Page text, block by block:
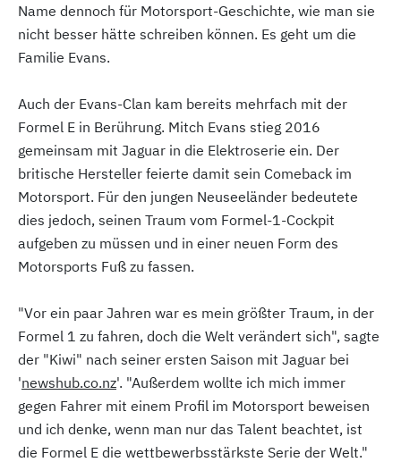
Name dennoch für Motorsport-Geschichte, wie man sie
nicht besser hätte schreiben können. Es geht um die
Familie Evans.
Auch der Evans-Clan kam bereits mehrfach mit der
Formel E in Berührung. Mitch Evans stieg 2016
gemeinsam mit Jaguar in die Elektroserie ein. Der
britische Hersteller feierte damit sein Comeback im
Motorsport. Für den jungen Neuseeländer bedeutete
dies jedoch, seinen Traum vom Formel-1-Cockpit
aufgeben zu müssen und in einer neuen Form des
Motorsports Fuß zu fassen.
"Vor ein paar Jahren war es mein größter Traum, in der
Formel 1 zu fahren, doch die Welt verändert sich", sagte
der "Kiwi" nach seiner ersten Saison mit Jaguar bei
'newshub.co.nz'. "Außerdem wollte ich mich immer
gegen Fahrer mit einem Profil im Motorsport beweisen
und ich denke, wenn man nur das Talent beachtet, ist
die Formel E die wettbewerbsstärkste Serie der Welt."